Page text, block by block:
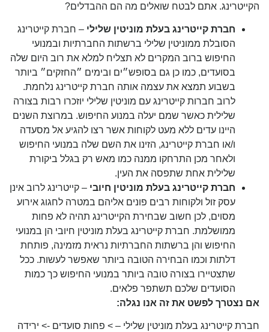
הקייטרינג. אתם לבטח שואלים מה הם ההבדלים?
חברת קייטרינג בעלת מוניטין שלילי – חברת קייטרינג
הסובלת ממוניטין שלילי ברשתות החברתיות ובמנועי
החיפוש ברוב המקרים לא תצליח למלא את רוב היום שלה
בסועדים, כמו כן גם בסופש״ים ובימים ״החזקים״ ביותר
בשבוע תמצא את עצמה אותה חברת קייטרינג נלחמת.
לרוב חברות קייטרינג עם מוניטין שלילי יוזכרו רבות בצורה
שלילית כאשר שמם יעלה במנוע החיפוש. במרוצת השנים
היינו עדים ללא מעט לקוחות אשר רצו להגיע אל מסעדה
ו/או חברת קייטרינג, הזינו את השם שלה במנועי החיפוש
ולאחר מכן התרחקו ממנה כמו מאש רק בגלל ביקורת
שלילית אחת שתפסה את העין.
חברת קייטרינג בעלת מוניטין חיובי – קייטרינג לרוב אינן
עסק זול ולקוחות רבים פונים אליהם במטרה לחגוג אירוע
מסוים, לכן חשוב שבחירת הקייטרינג תהיה לא פחות
ממושלמת. חברת קייטרינג בעלת מוניטין חיובי הן במנועי
החיפוש והן ברשתות החברתיות נראית מזמינה, פותחת
דלתות וכמו הבחירה הטובה ביותר שאפשר לעשות. ככל
שתצטיירו בצורה טובה ביותר במנועי החיפוש כך כמות
הסועדים שלכם תשתפר פלאים.
אם נצטרך לפשט את זה אנו נגלה:
חברת קייטרינג בעלת מוניטין שלילי – > פחות סועדים -> ירידה